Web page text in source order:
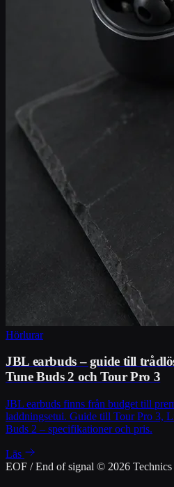
Hörlurar
JBL earbuds – guide till
Tune Buds 2 och Tour Pro 3
JBL earbuds finns från budget till
laddningsetui. Guide till Tour Pro 3,
Buds 2 – specifikationer och pris.
Läs
EOF / End of signal © 2026